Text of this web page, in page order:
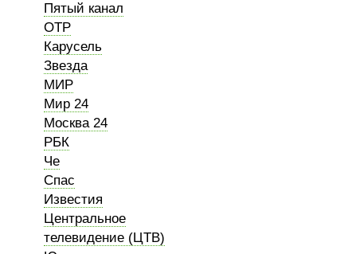
Пятый канал
ОТР
Карусель
Звезда
МИР
Мир 24
Москва 24
РБК
Че
Спас
Известия
Центральное
телевидение (ЦТВ)